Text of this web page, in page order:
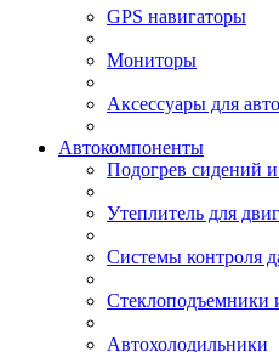
GPS навигаторы
Мониторы
Аксессуары для
Автокомпоненты
Подогрев сидений и
Утеплитель для
Системы контроля
Стеклоподъемники
Автохолодильники